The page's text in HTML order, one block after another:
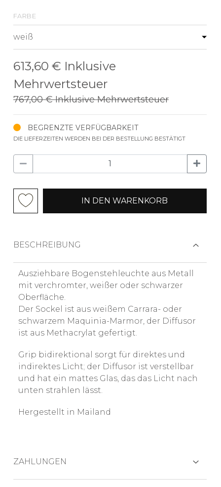
farbe
613,60 € Inklusive
Mehrwertsteuer
767,00 €Inklusive Mehrwertsteuer
BEGRENZTE VERFÜGBARKEIT
DIE LIEFERZEITEN WERDEN BEI DER BESTELLUNG BESTÄTIGT
IN DEN WARENKORB
BESCHREIBUNG
Ausziehbare Bogenstehleuchte aus Metall
mit verchromter, weißer oder schwarzer
Oberfläche.
Der Sockel ist aus weißem Carrara- oder
schwarzem Maquinia-Marmor, der Diffusor
ist aus Methacrylat gefertigt.
Grip bidirektional sorgt für direktes und
indirektes Licht; der Diffusor ist verstellbar
und hat ein mattes Glas, das das Licht nach
unten strahlen lässt.
Hergestellt in Mailand
ZAHLUNGEN